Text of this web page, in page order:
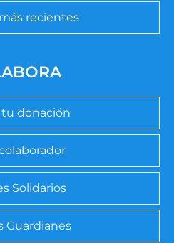
recientes
tu donación
Solidarios
Guardianes